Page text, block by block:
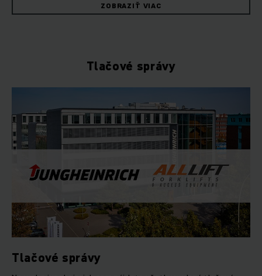
ZOBRAZIŤ VIAC
Tlačové správy
Tlačové správy